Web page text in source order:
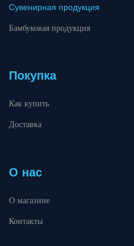
Сувенирная продукция
Бамбуковая продукция
Покупка
Как купить
Доставка
О нас
О магазине
Контакты